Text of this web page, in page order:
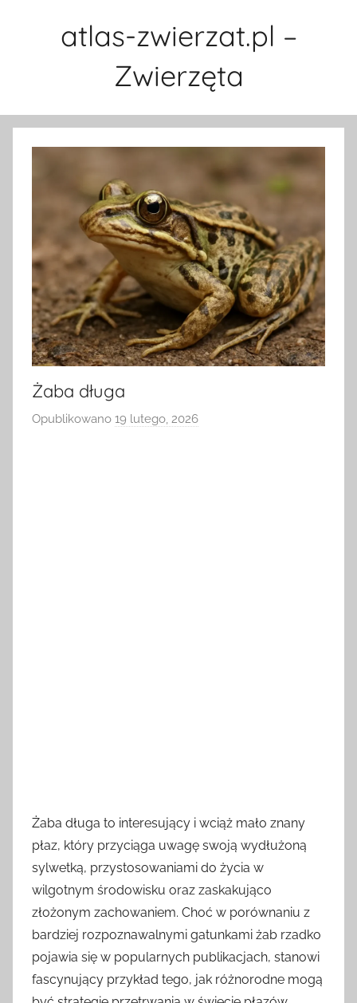
atlas-zwierzat.pl –
Zwierzęta
Żaba długa
Opublikowano 19 lutego, 2026
Żaba długa to interesujący i wciąż mało znany
płaz, który przyciąga uwagę swoją wydłużoną
sylwetką, przystosowaniami do życia w
wilgotnym środowisku oraz zaskakująco
złożonym zachowaniem. Choć w porównaniu z
bardziej rozpoznawalnymi gatunkami żab rzadko
pojawia się w popularnych publikacjach, stanowi
fascynujący przykład tego, jak różnorodne mogą